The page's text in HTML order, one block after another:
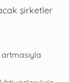
şirketler